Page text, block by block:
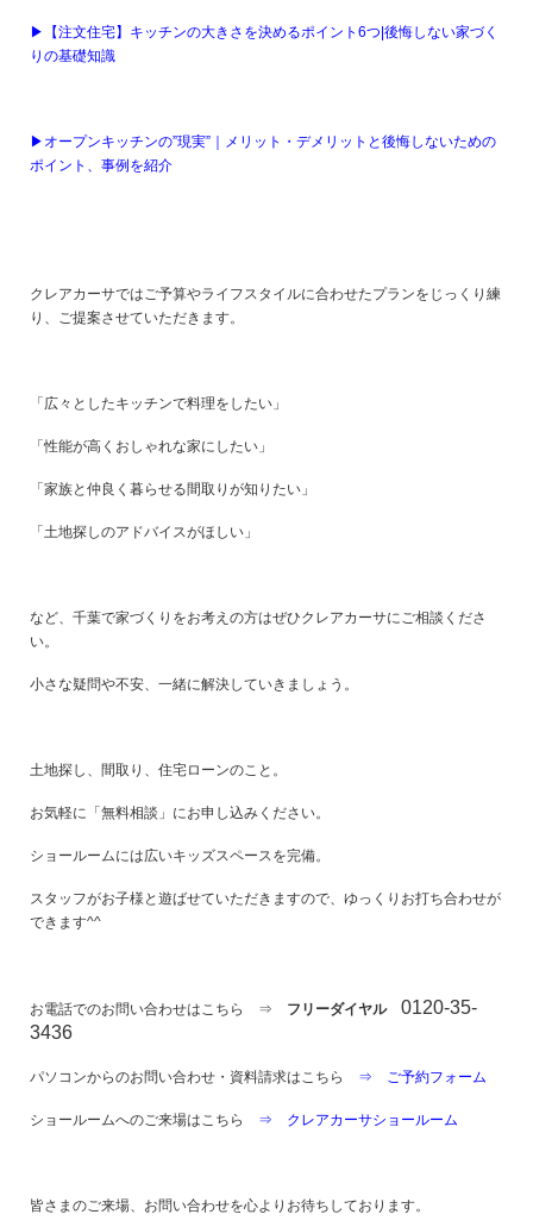
▶︎【注文住宅】キッチンの大きさを決めるポイント6つ|後悔しない家づく
りの基礎知識
▶︎オープンキッチンの”現実”｜メリット・デメリットと後悔しないための
ポイント、事例を紹介
クレアカーサではご予算やライフスタイルに合わせたプランをじっくり練
り、ご提案させていただきます。
「広々としたキッチンで料理をしたい」
「性能が高くおしゃれな家にしたい」
「家族と仲良く暮らせる間取りが知りたい」
「土地探しのアドバイスがほしい」
など、千葉で家づくりをお考えの方はぜひクレアカーサにご相談くださ
い。
小さな疑問や不安、一緒に解決していきましょう。
土地探し、間取り、住宅ローンのこと。
お気軽に「無料相談」にお申し込みください。
ショールームには広いキッズスペースを完備。
スタッフがお子様と遊ばせていただきますので、ゆっくりお打ち合わせが
できます^^
お電話でのお問い合わせはこちら ⇒ フリーダイヤル 0120-35-
3436
パソコンからのお問い合わせ・資料請求はこちら ⇒ ご予約フォーム
ショールームへのご来場はこちら ⇒ クレアカーサショールーム
皆さまのご来場、お問い合わせを心よりお待ちしております。